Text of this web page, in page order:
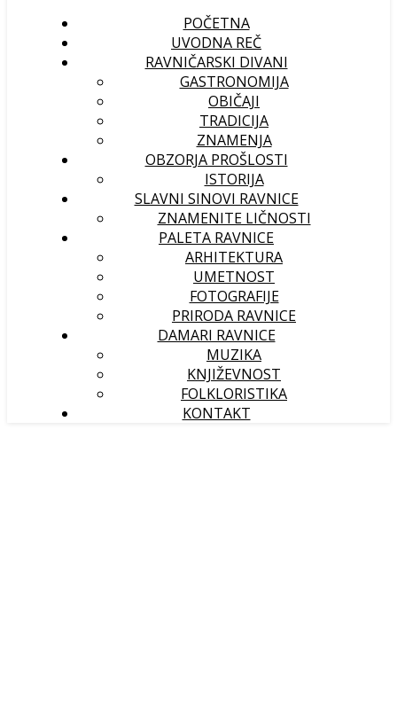
POČETNA
UVODNA REČ
RAVNIČARSKI DIVANI
GASTRONOMIJA
OBIČAJI
TRADICIJA
ZNAMENJA
OBZORJA PROŠLOSTI
ISTORIJA
SLAVNI SINOVI RAVNICE
ZNAMENITE LIČNOSTI
PALETA RAVNICE
ARHITEKTURA
UMETNOST
FOTOGRAFIJE
PRIRODA RAVNICE
DAMARI RAVNICE
MUZIKA
KNJIŽEVNOST
FOLKLORISTIKA
KONTAKT